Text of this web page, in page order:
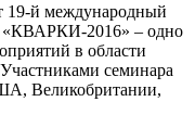
19-й международный
«КВАРКИ-2016» – одно
в области
семинара
Великобритании,